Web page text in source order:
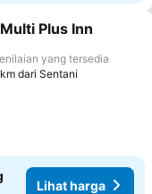
ke favorit
Plus Inn
yang tersedia
dari Sentani
Lihat harga